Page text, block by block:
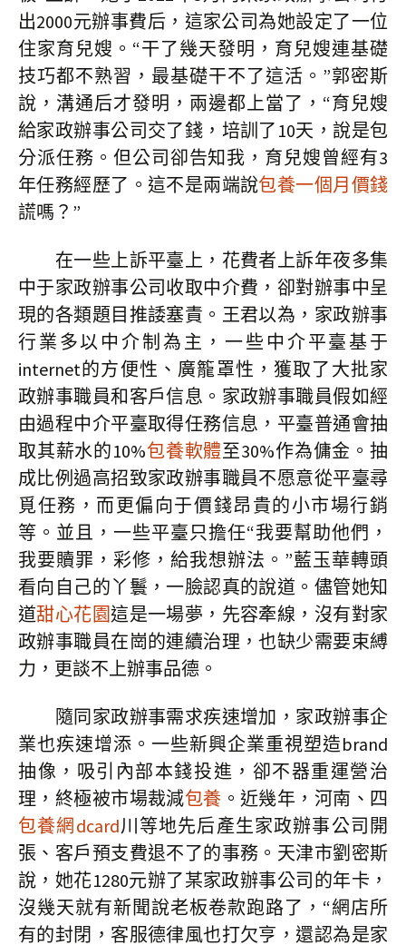
出2000元辦事費后，這家公司為她設定了一位
住家育兒嫂。“干了幾天發明，育兒嫂連基礎
技巧都不熟習，最基礎干不了這活。”郭密斯
說，溝通后才發明，兩邊都上當了，“育兒嫂
給家政辦事公司交了錢，培訓了10天，說是包
分派任務。但公司卻告知我，育兒嫂曾經有3
年任務經歷了。這不是兩端說包養一個月價錢
謊嗎？”
在一些上訴平臺上，花費者上訴年夜多集
中于家政辦事公司收取中介費，卻對辦事中呈
現的各類題目推諉塞責。王君以為，家政辦事
行業多以中介制為主，一些中介平臺基于
internet的方便性、廣籠罩性，獲取了大批家
政辦事職員和客戶信息。家政辦事職員假如經
由過程中介平臺取得任務信息，平臺普通會抽
取其薪水的10%包養軟體至30%作為傭金。抽
成比例過高招致家政辦事職員不愿意從平臺尋
覓任務，而更偏向于價錢昂貴的小市場行銷
等。並且，一些平臺只擔任“我要幫助他們，
我要贖罪，彩修，給我想辦法。”藍玉華轉頭
看向自己的丫鬟，一臉認真的說道。儘管她知
道甜心花園這是一場夢，先容牽線，沒有對家
政辦事職員在崗的連續治理，也缺少需要束縛
力，更談不上辦事品德。
隨同家政辦事需求疾速增加，家政辦事企
業也疾速增添。一些新興企業重視塑造brand
抽像，吸引內部本錢投進，卻不器重運營治
理，終極被市場裁減包養 。近幾年，河南、四
包養網dcard川等地先后產生家政辦事公司開
張、客戶預支費退不了的事務。天津市劉密斯
說，她花1280元辦了某家政辦事公司的年卡，
沒幾天就有新聞說老板卷款跑路了，“網店所
有的封閉，客服德律風也打欠亨，還認為是家